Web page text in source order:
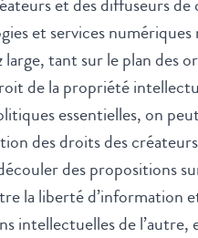
et services numériques
large, tant sur le plan des
de la propriété
essentielles, on
des droits des
des propositions
la liberté d’information
intellectuelles de